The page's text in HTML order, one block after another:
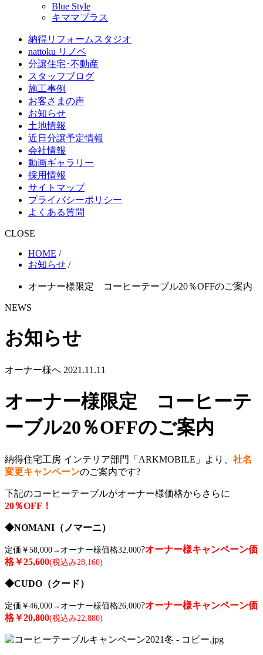
Blue Style
キママプラス
納得リフォームスタジオ
nattoku リノベ
分譲住宅･不動産
スタッフブログ
施工事例
お客さまの声
お知らせ
土地情報
近日分譲予定情報
会社情報
動画ギャラリー
採用情報
サイトマップ
プライバシーポリシー
よくある質問
CLOSE
HOME /
お知らせ /
オーナー様限定 コーヒーテーブル20％OFFのご案内
NEWS
お知らせ
オーナー様へ 2021.11.11
オーナー様限定 コーヒーテ
ーブル20％OFFのご案内
納得住宅工房 インテリア部門「ARKMOBILE」より、 社名
変更キャンペーンのご案内です?
下記のコーヒーテーブルがオーナー様価格からさらに
20％OFF！
◆NOMANI（ノマーニ）
定価￥58,000→オーナー様価格32,000?オーナー様キャンペーン価
格￥25,600(税込み28,160)
◆CUDO（クード）
定価￥46,000→オーナー様価格26,000?オーナー様キャンペーン価
格￥20,800(税込み22,880)